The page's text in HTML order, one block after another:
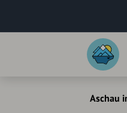
Aschau